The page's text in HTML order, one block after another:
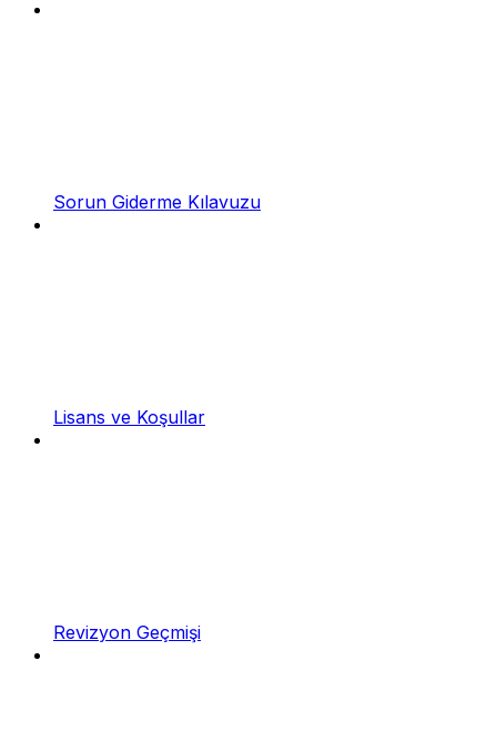
Sorun Giderme Kılavuzu
Lisans ve Koşullar
Revizyon Geçmişi